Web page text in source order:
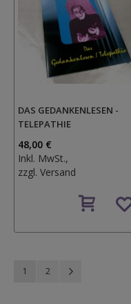
DAS GEDANKENLESEN -
TELEPATHIE
48,00 €
Inkl. MwSt.,
zzgl. Versand
den
Seite
Sie lesen gerade Seite
1 Seite
2